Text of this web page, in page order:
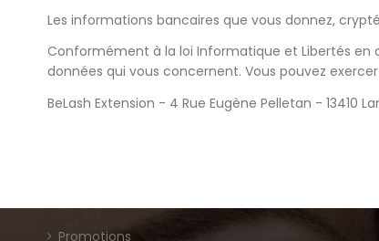
Les informations bancaires que vous donnez,
Conformément à la loi Informatique et Libertés en
données qui vous concernent. Vous pouvez
BeLash Extension - 4 Rue Eugène Pelletan - 13410
Promotions